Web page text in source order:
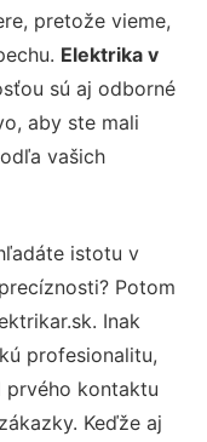
pretože vieme,
Elektrika v
sú aj odborné
aby ste mali
vašich
istotu v
Potom
Inak
profesionalitu,
prvého kontaktu
Keďže aj